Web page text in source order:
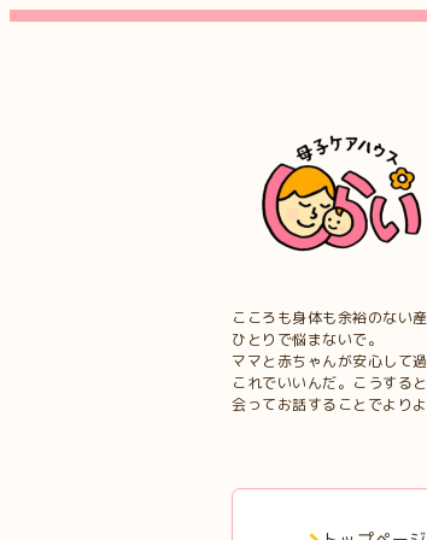
こころも身体も余裕のない産
ひとりで悩まないで。
ママと赤ちゃんが安心して
これでいいんだ。こうすると
会ってお話することでより